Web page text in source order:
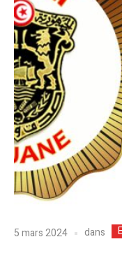
5 mars 2024 dans